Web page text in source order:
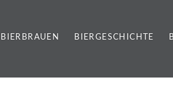
BIERBRAUEN BIERGESCHICHTE